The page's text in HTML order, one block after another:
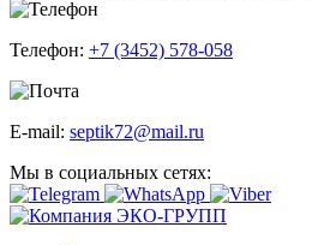
Телефон: +7 (3452) 578-058
E-mail: septik72@mail.ru
Мы в социальных сетях: